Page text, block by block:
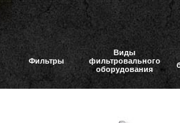
Фильтры
Виды
фильтровального
оборудования